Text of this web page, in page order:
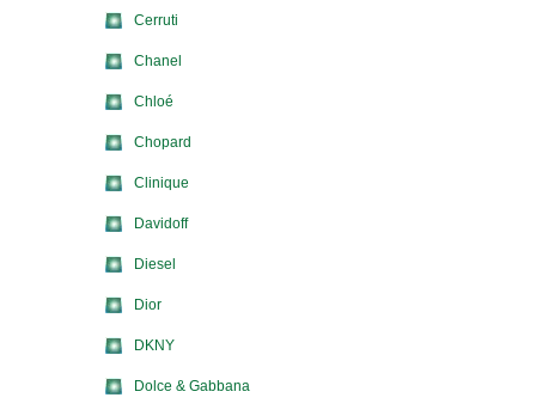
Cerruti
Chanel
Chloé
Chopard
Clinique
Davidoff
Diesel
Dior
DKNY
Dolce & Gabbana